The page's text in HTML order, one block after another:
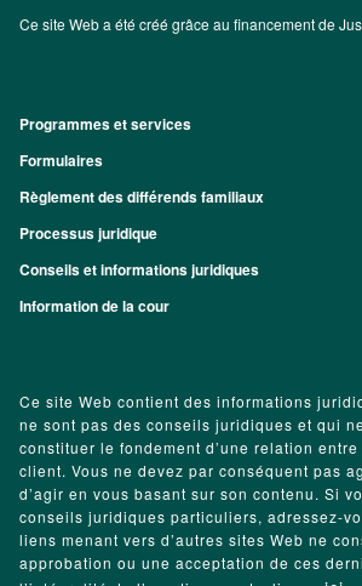
Ce site Web a été créé grâce au financement de
Footer
Programmes et services
Formulaires
Règlement des différends familiaux
Processus juridique
Conseils et informations juridiques
Information de la cour
Ce site Web contient des informations
ne sont pas des conseils juridiques et qui
constituer le fondement d’une relation
client. Vous ne devez par conséquent pas
d’agir en vous basant sur son contenu. Si
conseils juridiques particuliers, adressez-
liens menant vers d’autres sites Web ne
approbation ou une acceptation de ces